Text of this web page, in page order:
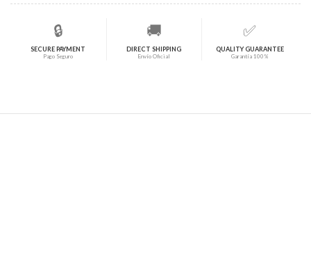
🔒
SECURE PAYMENT
Pago Seguro
🚚
DIRECT SHIPPING
Envío Oficial
✅
QUALITY GUARANTEE
Garantía 100%